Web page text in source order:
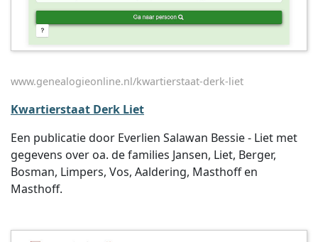
www.genealogieonline.nl/kwartierstaat-derk-liet
Kwartierstaat Derk Liet
Een publicatie door Everlien Salawan Bessie - Liet met
gegevens over oa. de families Jansen, Liet, Berger,
Bosman, Limpers, Vos, Aaldering, Masthoff en
Masthoff.